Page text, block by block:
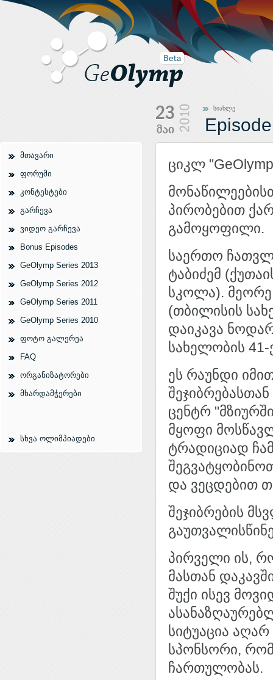
მთავარი
ფორუმი
კონტესტები
გარჩევა
ვიდეო გარჩევა
Bonus Episodes
GeOlymp Series 2013
GeOlymp Series 2012
GeOlymp Series 2011
GeOlymp Series 2010
ფოტო გალერეა
FAQ
ორგანიზატორები
მხარდამჭერები
სხვა ოლიმპიადები
სიახლე
ციკლ
პირობებით
გამოყოფილი.
საერთო
ტაბიძემ
სკოლა). მეორე
(თბილისის
დაიკავა
სახელობის
ეს რაუნდი
ცენტრ
მყოფი
ტრადიციად
და ვეცდებით
შეჯიბრების
პირველი ის,
მასთან
შუქი ისევ
სიტუაცია
სპონსორი,
ჩართულობას.